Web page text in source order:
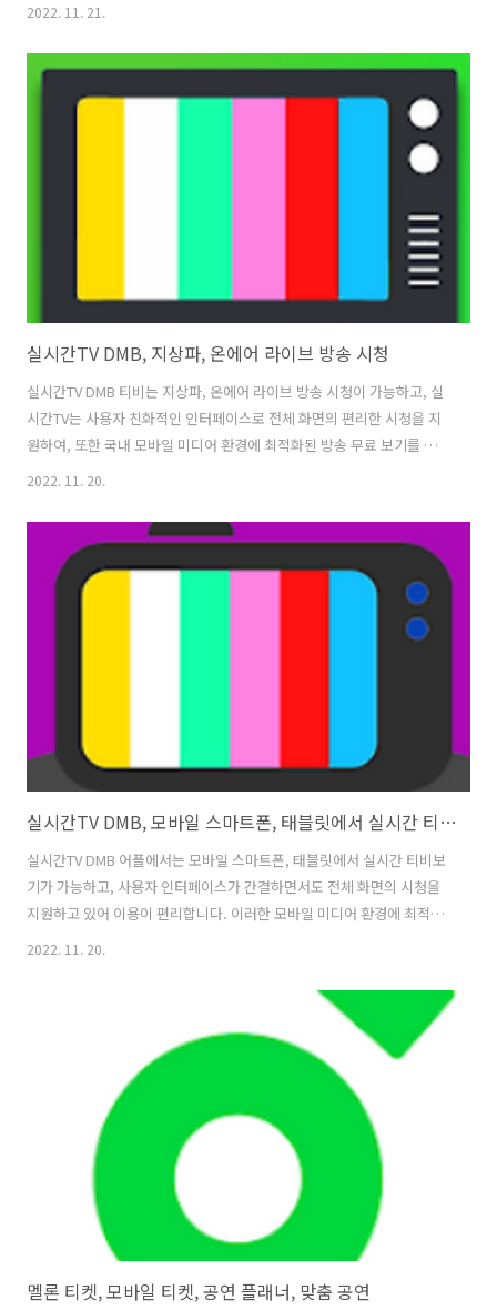
데 유튜브 구분이 필요하다는 의견이 있습니다. ‘공중파 실시간TV’는 스
마트폰에서 편하게 공중파와 종편 채널을 시청할 수 있도록 실시간 방송
보기 링크를 제공하여 MBC, KBS, SBS, EBS 등 외에도 종합편성채널인
JTBC, TV조선, 채널A, MBN 등을 시청할 수 있습니다. 1. 공중파 실시간
2022. 11. 21.
실시간TV DMB, 지상파, 온에어 라이브 방송 시청
실시간TV DMB 티비는 지상파, 온에어 라이브 방송 시청이 가능하고, 실
시간TV는 사용자 친화적인 인터페이스로 전체 화면의 편리한 시청을 지
원하여, 또한 국내 모바일 미디어 환경에 최적화된 방송 무료 보기를 제
공하고 있습니다. 단지 지상파만이 아닌 케이블, 종합편성채널, 스포츠,
제 어디서나 시간과 장소의 제약 없이 바로 TV보기가 가능합니다. 실시
간TV는 사용자에게 불필요한 권한을 요구하거나 회원가입을 유도하지
않으며 평생 무료로 모든 앱 내 서비스를 이용하실 수 있습니다. 그렇지
만 광고로 인해 많은 사용자들이 불편을 호소하는 의견이 많이 있어 개선
이 필요해 보이기도 합니다. 1. 실시간TV DMB, 지상파, 온에어 라이브
2022. 11. 20.
실시간TV DMB, 모바일 스마트폰, 태블릿에서 실시간 티비보기
실시간TV DMB 어플에서는 모바일 스마트폰, 태블릿에서 실시간 티비보
기가 가능하고, 사용자 인터페이스가 간결하면서도 전체 화면의 시청을
지원하고 있어 이용이 편리합니다. 이러한 모바일 미디어 환경에 최적화
된 UI를 통해 실시간TV를 다양한 티비채널을 이용할 수 있으면서도 무료
편성채널, 스포츠, 유아교육, 드라마, 예능 등 회원가입없이 평생 무료로
모든 서비스를 제공하고 있습니다. 1. 실시간TV DMB, 모바일 스마트폰,
태블릿에서 실시간 티비보기 버전 5.8.9 업데이트 날짜 2022. 6. 29. 필요
한 Android 버전 5.0 이상 다운로드 5,000+회 다운로드 콘텐츠 등급 만
3세 이상 자세히 알아보기 권한 세부정보 ..
2022. 11. 20.
멜론 티켓, 모바일 티켓, 공연 플래너, 맞춤 공연